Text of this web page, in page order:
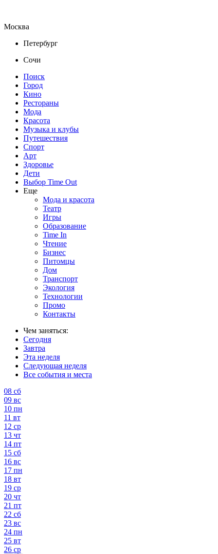
Москва
Петербург
Сочи
Поиск
Город
Кино
Рестораны
Мода
Красота
Музыка и клубы
Путешествия
Спорт
Арт
Здоровье
Дети
Выбор Time Out
Еще
Мода и красота
Театр
Игры
Образование
Time In
Чтение
Бизнес
Питомцы
Дом
Транспорт
Экология
Технологии
Промо
Контакты
Чем заняться:
Сегодня
Завтра
Эта неделя
Следующая неделя
Все события и места
08 сб
09 вс
10 пн
11 вт
12 ср
13 чт
14 пт
15 сб
16 вс
17 пн
18 вт
19 ср
20 чт
21 пт
22 сб
23 вс
24 пн
25 вт
26 ср